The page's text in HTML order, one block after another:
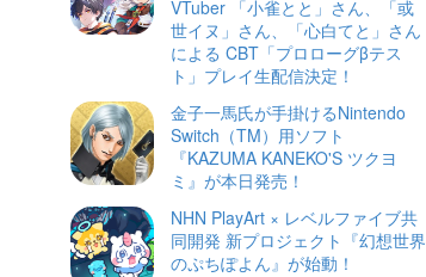
VTuber 「小雀とと」さん、「或
世イヌ」さん、「心白てと」さん
による CBT「プロローグβテス
ト」プレイ生配信決定！
金子一馬氏が手掛けるNintendo
Switch（TM）用ソフト
『KAZUMA KANEKO'S ツクヨ
ミ』が本日発売！
NHN PlayArt × レベルファイブ共
同開発 新プロジェクト『幻想世界
のぷちぽよん』が始動！